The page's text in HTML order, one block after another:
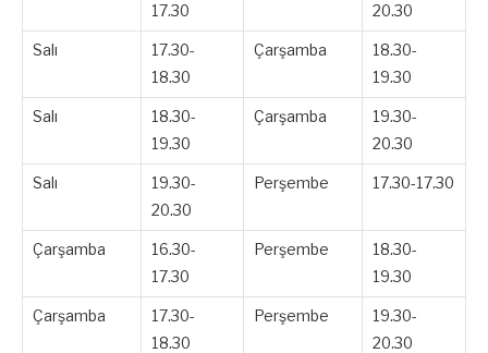
17.30
20.30
Salı
17.30-
18.30
Çarşamba
18.30-
19.30
Salı
18.30-
19.30
Çarşamba
19.30-
20.30
Salı
19.30-
20.30
Perşembe 17.30-17.30
Çarşamba
16.30-
17.30
Perşembe
18.30-
19.30
Çarşamba
17.30-
18.30
Perşembe
19.30-
20.30